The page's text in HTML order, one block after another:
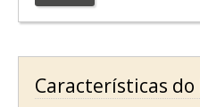
Características do